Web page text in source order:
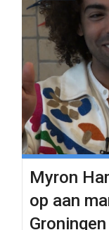
Myron
op aan
Groningen